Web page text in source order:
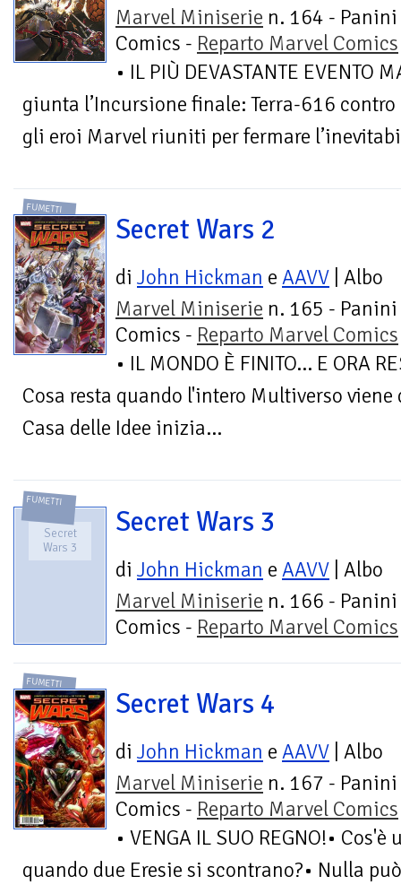
Marvel Miniserie n. 164 - Panini
Comics - Reparto Marvel Comics
• IL PIÙ DEVASTANTE EVENTO
giunta l’Incursione finale: Terra-616
gli eroi Marvel riuniti per fermare
FUMETTI
Secret Wars 2
di John Hickman e AAVV | Albo
Marvel Miniserie n. 165 - Panini
Comics - Reparto Marvel Comics
• IL MONDO È FINITO... E ORA
Cosa resta quando l'intero Multiverso
Casa delle Idee inizia...
FUMETTI
Secret
Wars 3
Secret Wars 3
di John Hickman e AAVV | Albo
Marvel Miniserie n. 166 - Panini
Comics - Reparto Marvel Comics
FUMETTI
Secret Wars 4
di John Hickman e AAVV | Albo
Marvel Miniserie n. 167 - Panini
Comics - Reparto Marvel Comics
• VENGA IL SUO REGNO!•
quando due Eresie si scontrano?• Nulla